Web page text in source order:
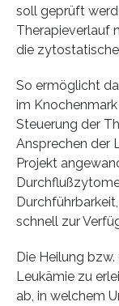
soll geprüft
Therapieverlauf
die
So ermöglicht
im
Steuerung der
Ansprechen der
Projekt
schnell zur
Die Heilung
Leukämie zu
ab, in welchem